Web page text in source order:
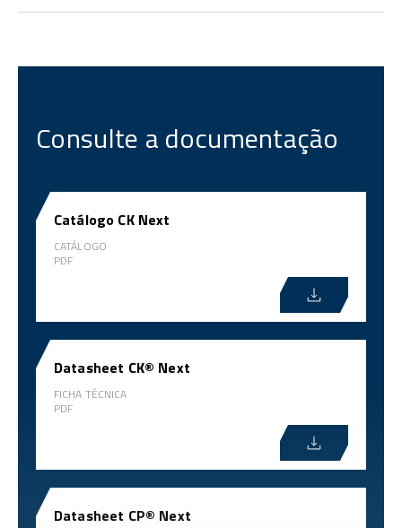
Consulte a documentação
Catálogo CK Next
CATÁLOGO
PDF
Datasheet CK® Next
FICHA TÉCNICA
PDF
Datasheet CP® Next